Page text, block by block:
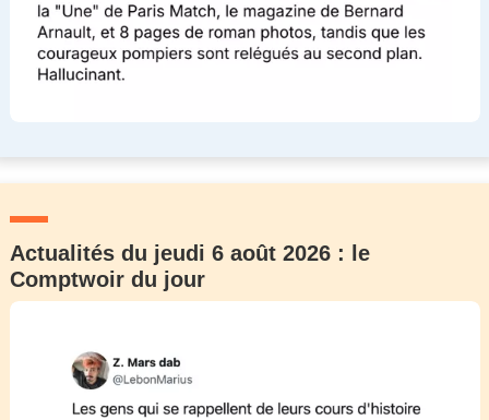
Actualités du jeudi 6 août 2026 : le
Comptwoir du jour